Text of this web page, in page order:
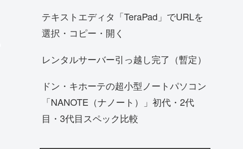
テキストエディタ「TeraPad」でURLを
選択・コピー・開く
レンタルサーバー引っ越し完了（暫定）
ドン・キホーテの超小型ノートパソコン
「NANOTE（ナノート）」初代・2代
目・3代目スペック比較